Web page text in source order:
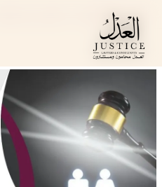
المحتوى
المدونة القانونية